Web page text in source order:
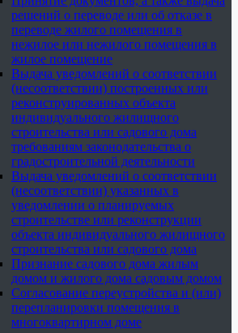
решений о переводе или об отказе в
переводе жилого помещения в
нежилое или нежилого помещения в
жилое помещение
Выдача уведомлений о соответствии
(несоответствии) построенных или
реконструированных объекта
индивидуального жилищного
строительства или садового дома
требованиям законодательства о
градостроительной деятельности
Выдача уведомлений о соответствии
(несоответствии) указанных в
уведомлении о планируемых
строительстве или реконструкции
объекта индивидуального жилищного
строительства или садового дома
Признание садового дома жилым
домом и жилого дома садовым домом
Согласование переустройства и (или)
перепланировки помещения в
многоквартирном доме